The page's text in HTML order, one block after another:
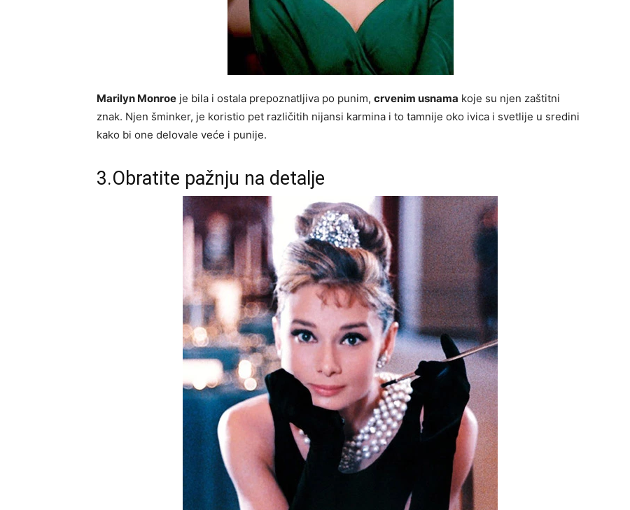
Marilyn Monroe je bila i ostala prepoznatljiva po punim, crvenim usnama koje su njen zaštitni
znak. Njen šminker, je koristio pet različitih nijansi karmina i to tamnije oko ivica i svetlije u sredini
kako bi one delovale veće i punije.
3.Obratite pažnju na detalje